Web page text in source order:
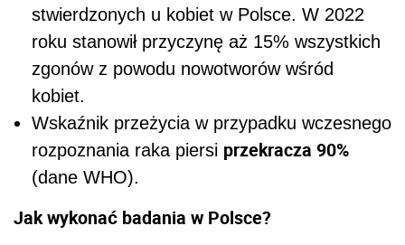
stwierdzonych u kobiet w Polsce. W 2022
roku stanowił przyczynę aż 15% wszystkich
zgonów z powodu nowotworów wśród
kobiet.
Wskaźnik przeżycia w przypadku wczesnego
rozpoznania raka piersi przekracza 90%
(dane WHO).
Jak wykonać badania w Polsce?